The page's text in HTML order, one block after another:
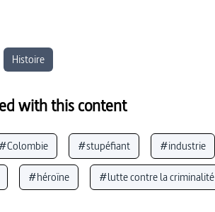
Histoire
with this content
#Colombie #stupéfiant #industrie
#héroïne #lutte contre la criminalité